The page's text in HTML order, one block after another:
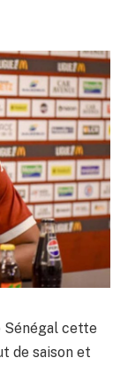
Sénégal cette
de saison et